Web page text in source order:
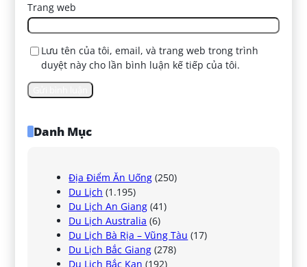
Trang web
Lưu tên của tôi, email, và trang web trong trình
duyệt này cho lần bình luận kế tiếp của tôi.
Danh Mục
Địa Điểm Ăn Uống (250)
Du Lịch (1.195)
Du Lịch An Giang (41)
Du Lịch Australia (6)
Du Lịch Bà Rịa – Vũng Tàu (17)
Du Lịch Bắc Giang (278)
Du Lịch Bắc Kạn (192)